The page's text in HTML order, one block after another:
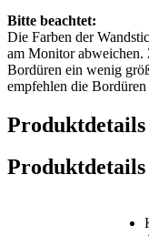
Bitte beachtet:
Die Farben der
am Monitor abweichen.
Bordüren ein wenig
empfehlen die
Produktdetails
Produktdetails